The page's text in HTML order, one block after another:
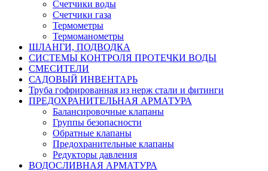
Счетчики воды
Счетчики газа
Термометры
Термоманометры
ШЛАНГИ, ПОДВОДКА
СИСТЕМЫ КОНТРОЛЯ ПРОТЕЧКИ ВОДЫ
СМЕСИТЕЛИ
САДОВЫЙ ИНВЕНТАРЬ
Труба гофрированная из нерж стали и фитинги
ПРЕДОХРАНИТЕЛЬНАЯ АРМАТУРА
Балансировочные клапаны
Группы безопасности
Обратные клапаны
Предохранительные клапаны
Редукторы давления
ВОДОСЛИВНАЯ АРМАТУРА